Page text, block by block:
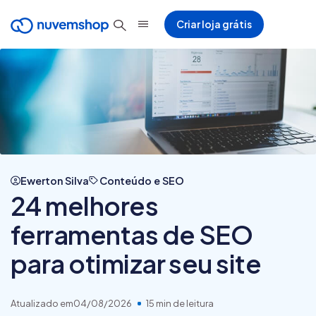
Criar loja grátis
Ewerton Silva Conteúdo e SEO
24 melhores
ferramentas de SEO
para otimizar seu site
Atualizado em04/08/2026 15 min de leitura